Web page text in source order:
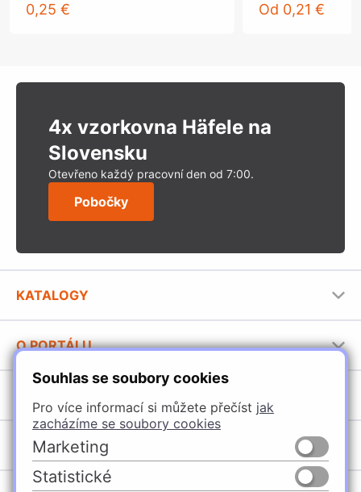
Souhlas se soubory cookies
Pro více informací si můžete přečíst jak
zacházíme se soubory cookies
Marketing
Statistické
0,25 € Od 0,21 €
4x vzorkovna Häfele na
Slovensku
Otevřeno každý pracovní den od 7:00.
Pobočky
KATALOGY
Stavební katalog Häfele
Brožury Häfele
O PORTÁLU
Provozovatel portálu
Jak používat portál
Úchytky
Nábytkové kování
Vybavení kuchyní
POBOČKY
Špačince